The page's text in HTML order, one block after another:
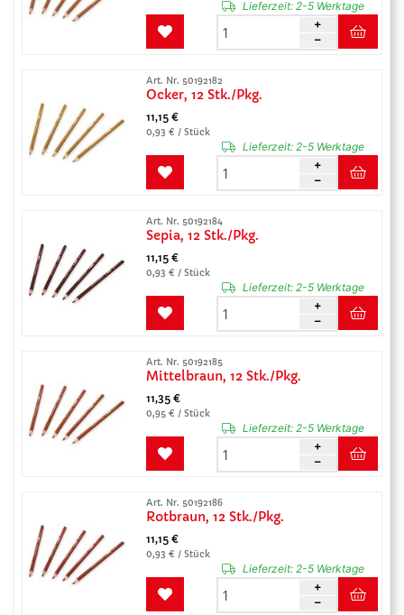
Lieferzeit:2-5 Werktage
Art. Nr. 50192182
Ocker, 12 Stk./Pkg.
11,15 €
0,93 € / Stück
Lieferzeit:2-5 Werktage
Art. Nr. 50192184
Sepia, 12 Stk./Pkg.
11,15 €
0,93 € / Stück
Lieferzeit:2-5 Werktage
Art. Nr. 50192185
Mittelbraun, 12 Stk./Pkg.
11,35 €
0,95 € / Stück
Lieferzeit:2-5 Werktage
Art. Nr. 50192186
Rotbraun, 12 Stk./Pkg.
11,15 €
0,93 € / Stück
Lieferzeit:2-5 Werktage